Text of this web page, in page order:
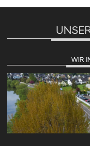
WIR